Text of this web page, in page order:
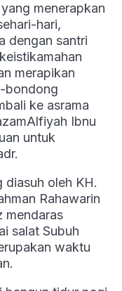
menerapkan
hari,
dengan santri
merapikan
bondong
ke asrama
Ibnu
untuk
diasuh oleh KH.
Rahawarin
mendaras
salat Subuh
waktu